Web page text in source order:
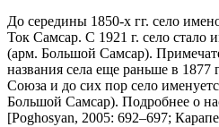
До середины 1850-х гг. село
Ток Самсар. С 1921 г. село стало
(арм. Большой Самсар).
названия села еще раньше в 1877
Союза и до сих пор село
Большой Самсар). Подробнее о
[Poghosyan, 2005: 692–697;